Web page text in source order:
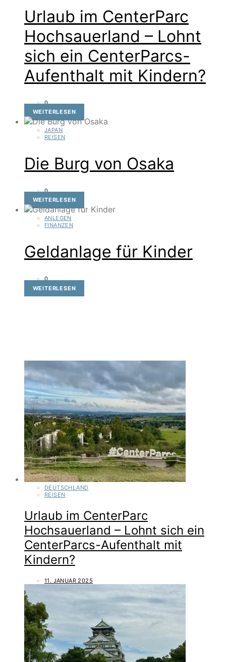
Urlaub im CenterParc
Hochsauerland – Lohnt
sich ein CenterParcs-
Aufenthalt mit Kindern?
0
WEITERLESEN
JAPAN
REISEN
Die Burg von Osaka
0
WEITERLESEN
ANLEGEN
FINANZEN
Geldanlage für Kinder
0
WEITERLESEN
DEUTSCHLAND
REISEN
Urlaub im CenterParc
Hochsauerland – Lohnt sich ein
CenterParcs-Aufenthalt mit
Kindern?
11. JANUAR 2025